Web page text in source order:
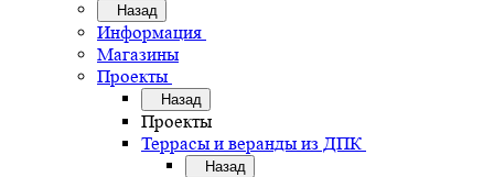
Назад
Информация
Магазины
Проекты
Назад
Проекты
Террасы и веранды из ДПК
Назад